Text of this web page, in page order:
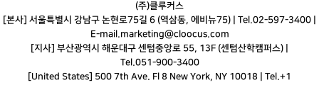
(주)클루커스
[본사] 서울특별시 강남구 논현로75길 6 (역삼동, 에비뉴75) | Tel.02-597-3400
E-mail.marketing@cloocus.com
[지사] 부산광역시 해운대구 센텀중앙로 55, 13F (센텀산학캠퍼스) |
Tel.051-900-3400
[United States] 500 7th Ave. Fl 8 New York, NY 10018 | Tel.+1